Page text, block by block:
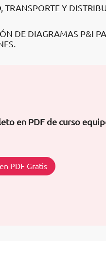
TRANSPORTE Y
DE DIAGRAMAS P&I
en PDF de curso
PDF Gratis